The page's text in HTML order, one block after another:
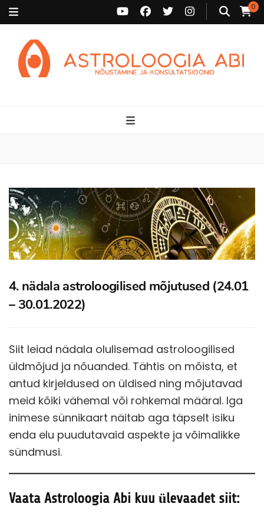
0
4. nädala astroloogilised mõjutused (24.01
– 30.01.2022)
Siit leiad nädala olulisemad astroloogilised
üldmõjud ja nõuanded. Tähtis on mõista, et
antud kirjeldused on üldised ning mõjutavad
meid kõiki vähemal või rohkemal määral. Iga
inimese sünnikaart näitab aga täpselt isiku
enda elu puudutavaid aspekte ja võimalikke
sündmusi.
Vaata Astroloogia Abi kuu ülevaadet siit: